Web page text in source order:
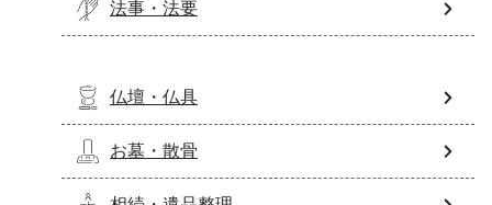
法事・法要
仏壇・仏具
お墓・散骨